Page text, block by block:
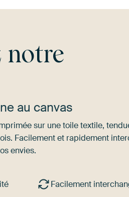
notre
au canvas
sur une toile textile,
Facilement et rapidement
envies.
Facilement